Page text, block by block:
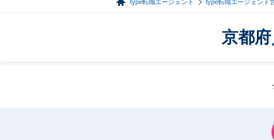
type転職エージェント type転職エージェント
京都